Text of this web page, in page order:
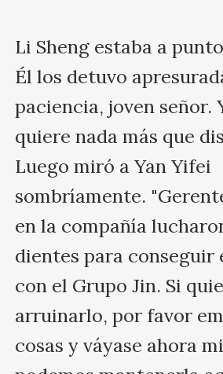
Li Sheng estaba a
Él los detuvo
paciencia, joven señor.
quiere nada más que
Luego miró a Yan Yifei
sombríamente.
en la compañía
dientes para conseguir
con el Grupo Jin. Si
arruinarlo, por favor
cosas y váyase ahora